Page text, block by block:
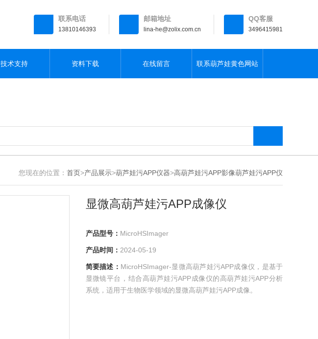
联系电话
13810146393
邮箱地址
lina-he@zolix.com.cn
QQ客服
3496415981
技术支持 资料下载 在线留言 联系葫芦娃黄色网站
您现在的位置： 首页>产品展示>葫芦娃污APP仪器>高葫芦娃污APP影像葫芦娃污APP仪
显微高葫芦娃污APP成像仪
产品型号： MicroHSImager
产品时间： 2024-05-19
简要描述： MicroHSImager-显微高葫芦娃污APP成像仪，是基于
显微镜平台，结合高葫芦娃污APP成像仪的高葫芦娃污APP分析
系统，适用于生物医学领域的显微高葫芦娃污APP成像。